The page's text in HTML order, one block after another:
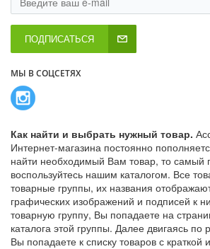
ПОДПИСАТЬСЯ
МЫ В СОЦСЕТЯХ
Как найти и выбрать нужный товар.
Интернет-магазина постоянно
найти необходимый Вам товар, то самый
воспользуйтесь нашим каталогом. Все
товарные группы, их названия
графических изображений и подписей к
товарную группу, Вы попадаете на
каталога этой группы. Далее двигаясь по
Вы попадаете к списку товаров с